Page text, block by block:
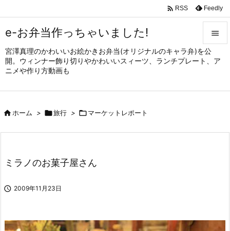
e-お弁当作っちゃいました!
宮澤真理のかわいいお絵かきお弁当(オリジナルのキャラ弁)を公
開。ウィンナー飾り切りやかわいいスィーツ、ランチプレート、ア
ニメや作り方動画も


メニュ
サイド

 RSS Feedly
ホーム > 旅行 > マーケットレポート
ミラノのお菓子屋さん
 2009年11月23日